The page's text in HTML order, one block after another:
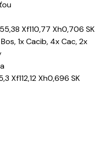
Xf110,77 Xh0,706 SK
1x Cacib, 4x Cac, 2x
Xf112,12 Xh0,696 SK